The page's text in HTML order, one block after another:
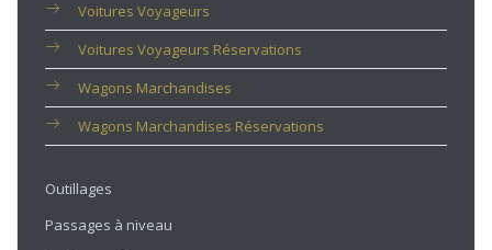
Voitures Voyageurs
Voitures Voyageurs Réservations
Wagons Marchandises
Wagons Marchandises Réservations
Outillages
Passages à niveau